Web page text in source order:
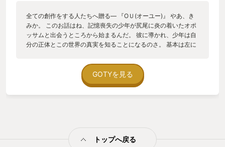
全ての創作をする人たちへ贈る― 『ОＵ(オーユー)』 やあ、き
みか。 このお話はね、記憶喪失の少年が尻尾に炎の着いたオポ
ッサムと出会うところから始まるんだ。 彼に導かれ、少年は自
分の正体とこの世界の真実を知ることになるのさ。 基本は左に
来ることといえば、いろいろな効果がある“付箋”を投げて物に
貼り付けるだけだよ。 付箋の効果で謎を解いていくんだ。 付箋
には詩的で抽象的な文章が浮かび上がる。その内容は人によっ
た背景とキャラクターのアニメーションにきっと心奪われる
GOTYを見る
トップへ戻る